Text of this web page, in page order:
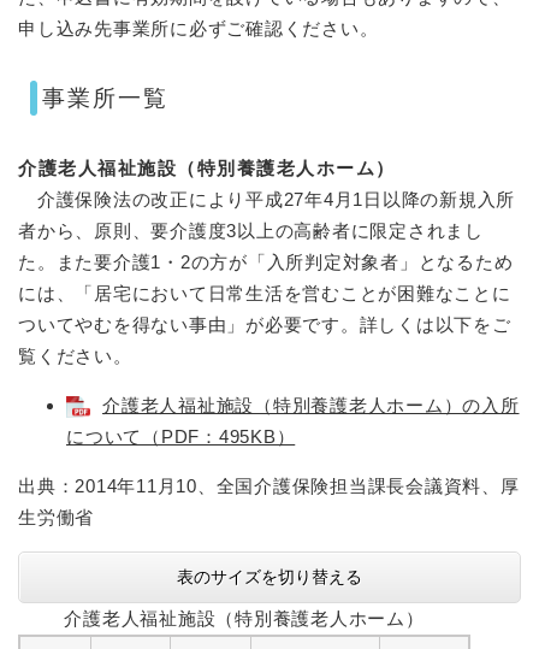
申し込み先事業所に必ずご確認ください。
事業所一覧
介護老人福祉施設（特別養護老人ホーム）
介護保険法の改正により平成27年4月1日以降の新規入所
者から、原則、要介護度3以上の高齢者に限定されまし
た。また要介護1・2の方が「入所判定対象者」となるため
には、「居宅において日常生活を営むことが困難なことに
ついてやむを得ない事由」が必要です。詳しくは以下をご
覧ください。
介護老人福祉施設（特別養護老人ホーム）の入所
について（PDF：495KB）
出典：2014年11月10、全国介護保険担当課長会議資料、厚
生労働省
表のサイズを切り替える
介護老人福祉施設（特別養護老人ホーム）